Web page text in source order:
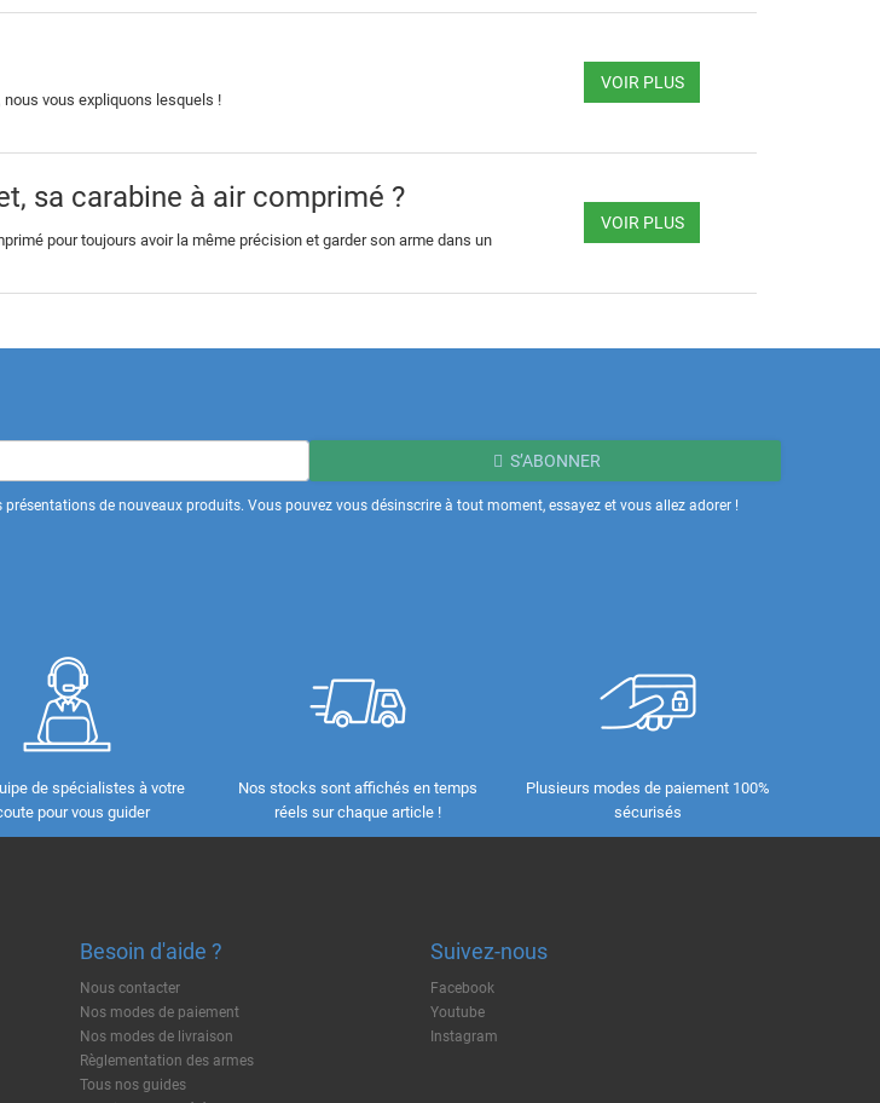
vous expliquons lesquels !
VOIR PLUS
sa carabine à air comprimé ?
pour toujours avoir la même précision et garder son arme dans un
VOIR PLUS
S’ABONNER
de nouveaux produits. Vous pouvez vous désinscrire à tout moment, essayez et vous allez adorer !
de spécialistes à votre
pour vous guider
Nos stocks sont affichés en temps
réels sur chaque article !
Plusieurs modes de paiement 100%
sécurisés
Besoin d'aide ?
Nous contacter
Nos modes de paiement
Nos modes de livraison
Règlementation des armes
Tous nos guides
Suivez-nous
Facebook
Youtube
Instagram